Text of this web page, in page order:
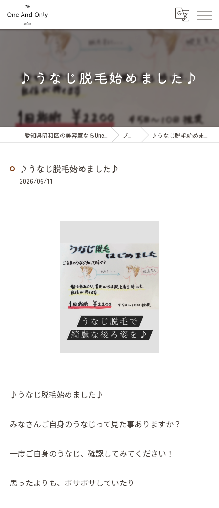
♪うなじ脱毛始めました♪
ブログ ♪うなじ脱毛始めました♪
♪うなじ脱毛始めました♪
2026/06/11
♪うなじ脱毛始めました♪
みなさんご自身のうなじって見た事ありますか？
一度ご自身のうなじ、確認してみてください！
思ったよりも、ボサボサしていたり